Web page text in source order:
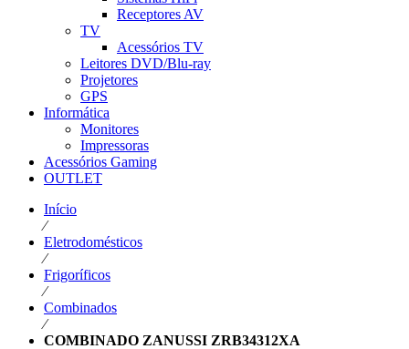
Receptores AV
TV
Acessórios TV
Leitores DVD/Blu-ray
Projetores
GPS
Informática
Monitores
Impressoras
Acessórios Gaming
OUTLET
Início
⁄
Eletrodomésticos
⁄
Frigoríficos
⁄
Combinados
⁄
COMBINADO ZANUSSI ZRB34312XA